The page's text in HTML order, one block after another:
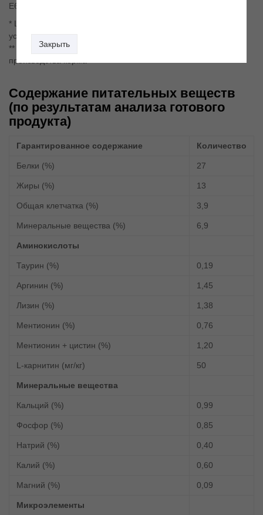
Закрыть
Е6 (цинк) – 185 мг, консерванты, антиоксиданты.
* L.I.P. - белки, отобранные по принципу максимальной
усвояемости.
** Добавки - это компоненты, вносимые в процессе
производства корма
Содержание питательных веществ
(по результатам анализа готового
продукта)
Гарантированное содержание Количество
Белки (%) 27
Жиры (%) 13
Общая клетчатка (%) 3,9
Минеральные вещества (%) 6,9
Аминокислоты
Таурин (%) 0,19
Аргинин (%) 1,45
Лизин (%) 1,38
Ментионин (%) 0,76
Ментионин + цистин (%) 1,20
L-карнитин (мг/кг) 50
Минеральные вещества
Кальций (%) 0,99
Фосфор (%) 0,85
Натрий (%) 0,40
Калий (%) 0,60
Магний (%) 0,09
Микроэлементы